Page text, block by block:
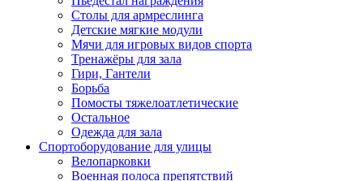
Столы для армреслинга
Детские мягкие модули
Мячи для игровых видов спорта
Тренажёры для зала
Гири, Гантели
Борьба
Помосты тяжелоатлетические
Остальное
Одежда для зала
Спортоборудование для улицы
Велопарковки
Военная полоса препятствий